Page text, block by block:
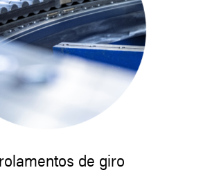
rolamentos de giro